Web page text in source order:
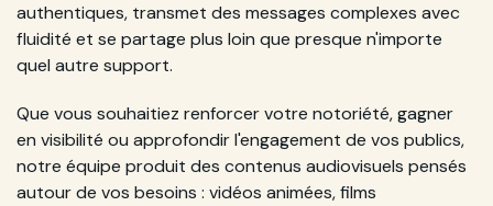
authentiques, transmet des messages complexes avec
fluidité et se partage plus loin que presque n'importe
quel autre support.
Que vous souhaitiez renforcer votre notoriété, gagner
en visibilité ou approfondir l'engagement de vos publics,
notre équipe produit des contenus audiovisuels pensés
autour de vos besoins : vidéos animées, films